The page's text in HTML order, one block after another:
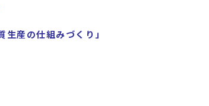
生産の仕組みづくり」